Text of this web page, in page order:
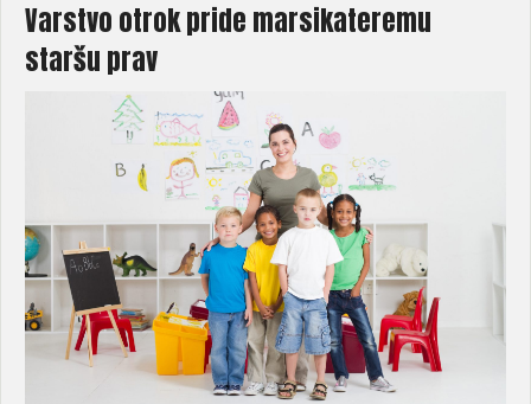
Varstvo otrok pride marsikateremu
staršu prav